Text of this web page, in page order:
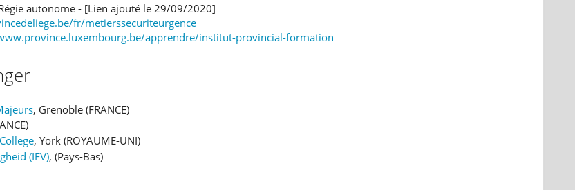
autonome - [Lien ajouté le 29/09/2020]
fr/metierssecuriteurgence
apprendre/institut-provincial-formation
, Grenoble (FRANCE)
, York (ROYAUME-UNI)
(IFV), (Pays-Bas)